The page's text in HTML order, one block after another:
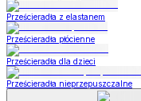
Prześcieradła z elastanem
Prześcieradła płócienne
Prześcieradła dla dzieci
Prześcieradła nieprzepuszczalne